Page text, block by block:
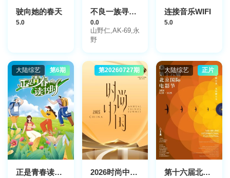
驶向她的春天
5.0
不良一族寻爱记第2季
0.0
山野仁,AK-69,永
野
连接音乐WIFI
5.0
大陆综艺 第6期
正是青春读书时
第20260727期
2026时尚中国之夜
大陆综艺 正片
第十六届北京国际电影节颁奖典